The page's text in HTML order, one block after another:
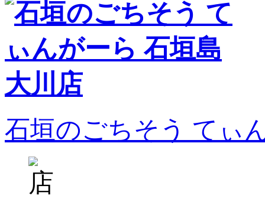
石垣のごちそう てぃ